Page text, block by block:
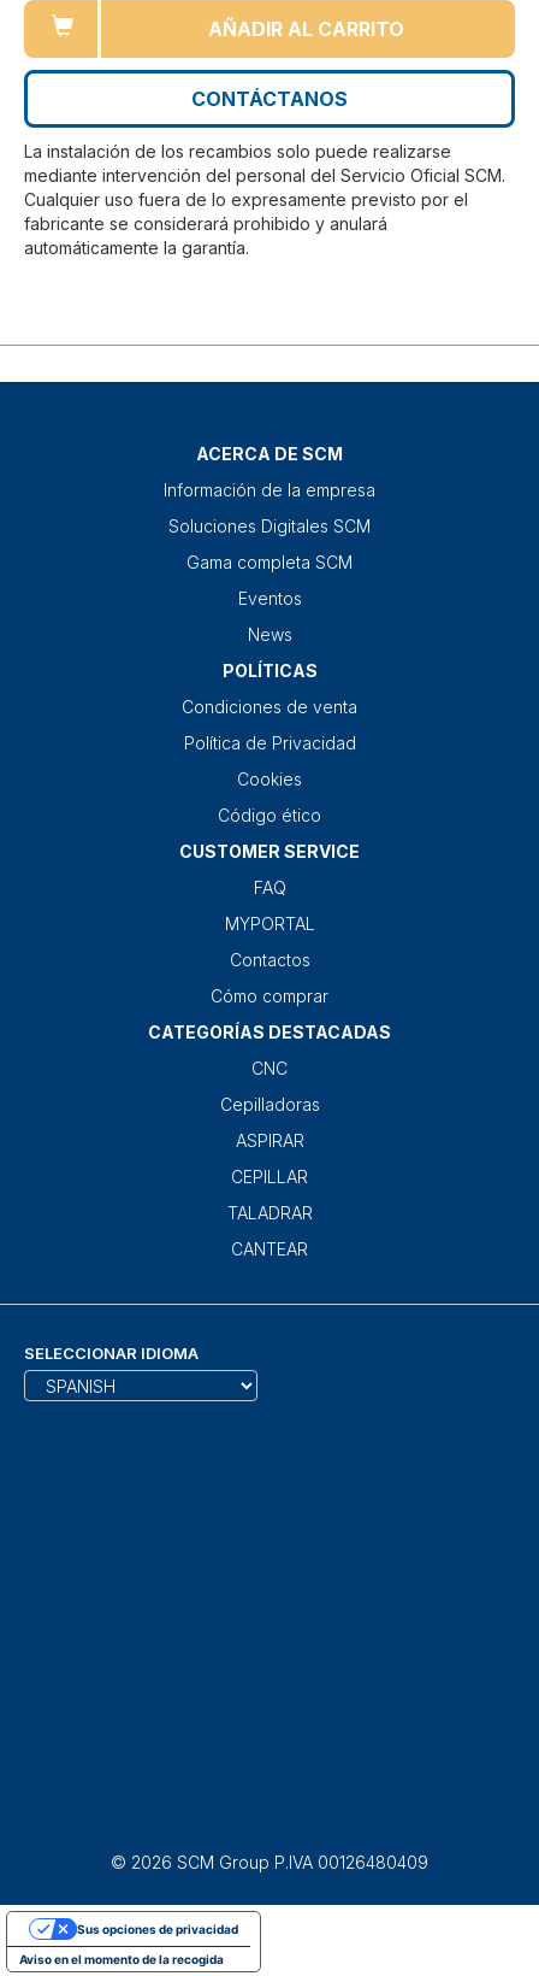
AÑADIR AL CARRITO
CONTÁCTANOS
La instalación de los recambios solo puede realizarse
mediante intervención del personal del Servicio Oficial SCM.
Cualquier uso fuera de lo expresamente previsto por el
fabricante se considerará prohibido y anulará
automáticamente la garantía.
ACERCA DE SCM
Información de la empresa
Soluciones Digitales SCM
Gama completa SCM
Eventos
News
POLÍTICAS
Condiciones de venta
Política de Privacidad
Cookies
Código ético
CUSTOMER SERVICE
FAQ
MYPORTAL
Contactos
Cómo comprar
CATEGORÍAS DESTACADAS
CNC
Cepilladoras
ASPIRAR
CEPILLAR
TALADRAR
CANTEAR
SELECCIONAR IDIOMA
© 2026 SCM Group P.IVA 00126480409
Aviso en el momento de la recogida
Sus opciones de privacidad